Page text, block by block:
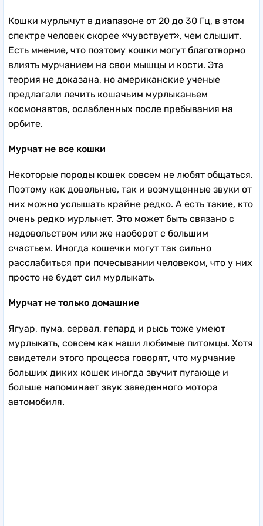
Кошки мурлычут в диапазоне от 20 до 30 Гц, в этом
спектре человек скорее «чувствует», чем слышит.
Есть мнение, что поэтому кошки могут благотворно
влиять мурчанием на свои мышцы и кости. Эта
теория не доказана, но американские ученые
предлагали лечить кошачьим мурлыканьем
космонавтов, ослабленных после пребывания на
орбите.
Мурчат не все кошки
Некоторые породы кошек совсем не любят общаться.
Поэтому как довольные, так и возмущенные звуки от
них можно услышать крайне редко. А есть такие, кто
очень редко мурлычет. Это может быть связано с
недовольством или же наоборот с большим
счастьем. Иногда кошечки могут так сильно
расслабиться при почесывании человеком, что у них
просто не будет сил мурлыкать.
Мурчат не только домашние
Ягуар, пума, сервал, гепард и рысь тоже умеют
мурлыкать, совсем как наши любимые питомцы. Хотя
свидетели этого процесса говорят, что мурчание
больших диких кошек иногда звучит пугающе и
больше напоминает звук заведенного мотора
автомобиля.